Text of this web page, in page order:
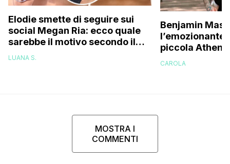
Elodie smette di seguire sui
social Megan Ria: ecco quale
sarebbe il motivo secondo il
web (e c’entra Franceska)
LUANA S.
Benjamin
l’emozionante
piccola
una figlia,
CAROLA
MOSTRA I
COMMENTI